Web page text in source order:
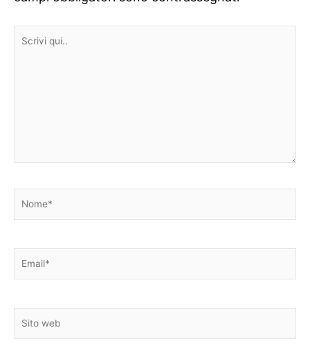
Scrivi
Nome*
Email*
Sito
web